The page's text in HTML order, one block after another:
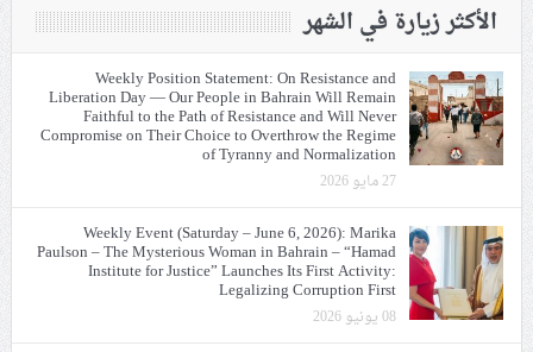
الأكثر زيارة في الشهر
Weekly Position Statement: On Resistance and
Liberation Day — Our People in Bahrain Will Remain
Faithful to the Path of Resistance and Will Never
Compromise on Their Choice to Overthrow the Regime
of Tyranny and Normalization
27 مايو 2026
Weekly Event (Saturday – June 6, 2026): Marika
Paulson – The Mysterious Woman in Bahrain – “Hamad
Institute for Justice” Launches Its First Activity:
Legalizing Corruption First
08 يونيو 2026